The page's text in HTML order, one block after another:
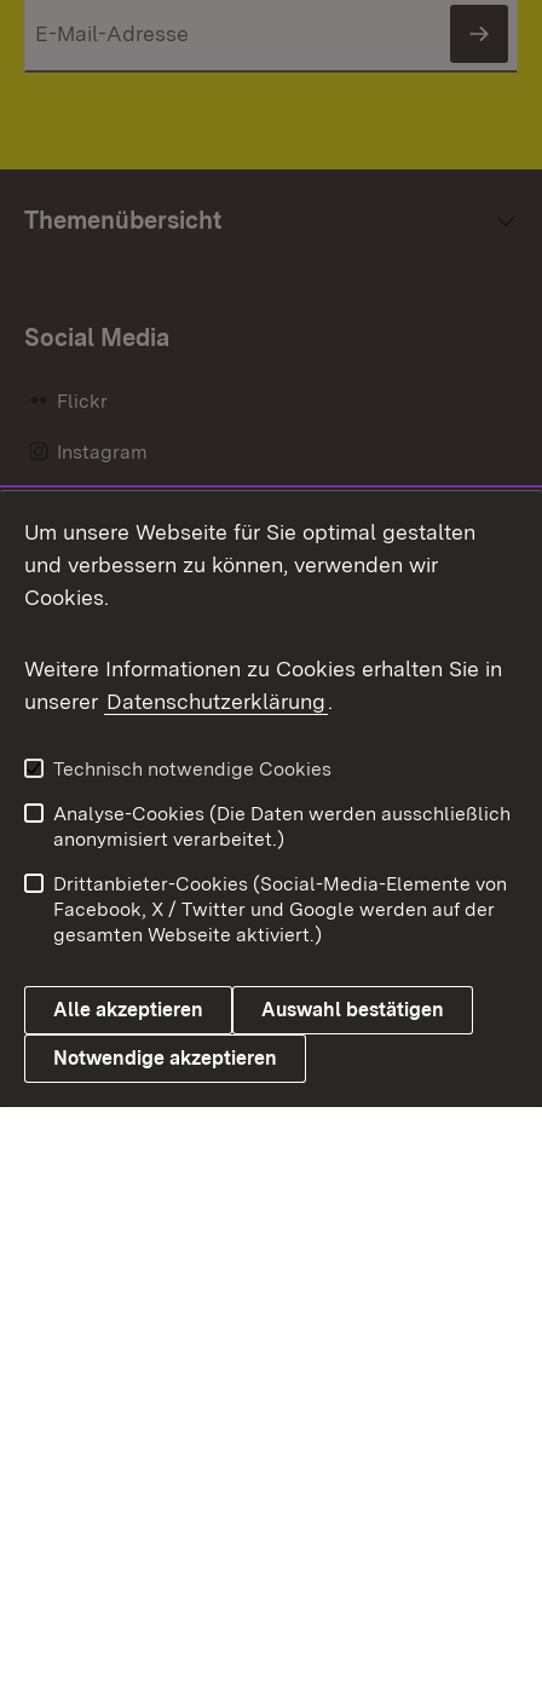
Themenübersicht
Social Media
Flickr
Instagram
Mastodon
Messenger
Social Wall
X / Twitter
Youtube
Link zum Landesportal
Benutzungshinweise
Barrierefreiheit
Datenschutz
Cookies
Um unsere Webseite für Sie optimal gestalten
und verbessern zu können, verwenden wir
Cookies.
Weitere Informationen zu Cookies erhalten Sie in
unserer Datenschutzerklärung.
Technisch notwendige Cookies
Analyse-Cookies (Die Daten werden ausschließlich
anonymisiert verarbeitet.)
Drittanbieter-Cookies (Social-Media-Elemente von
Facebook, X / Twitter und Google werden auf der
gesamten Webseite aktiviert.)
Alle akzeptieren Auswahl bestätigen
Notwendige akzeptieren